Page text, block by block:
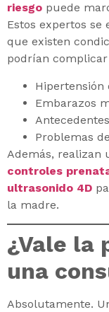
riesgo puede
Estos expertos se
que existen
podrían
Hipertensión
Embarazos
Problemas
Además, realizan
controles
ultrasonido 4D
la madre.
¿Vale la
una
Absolutamente.